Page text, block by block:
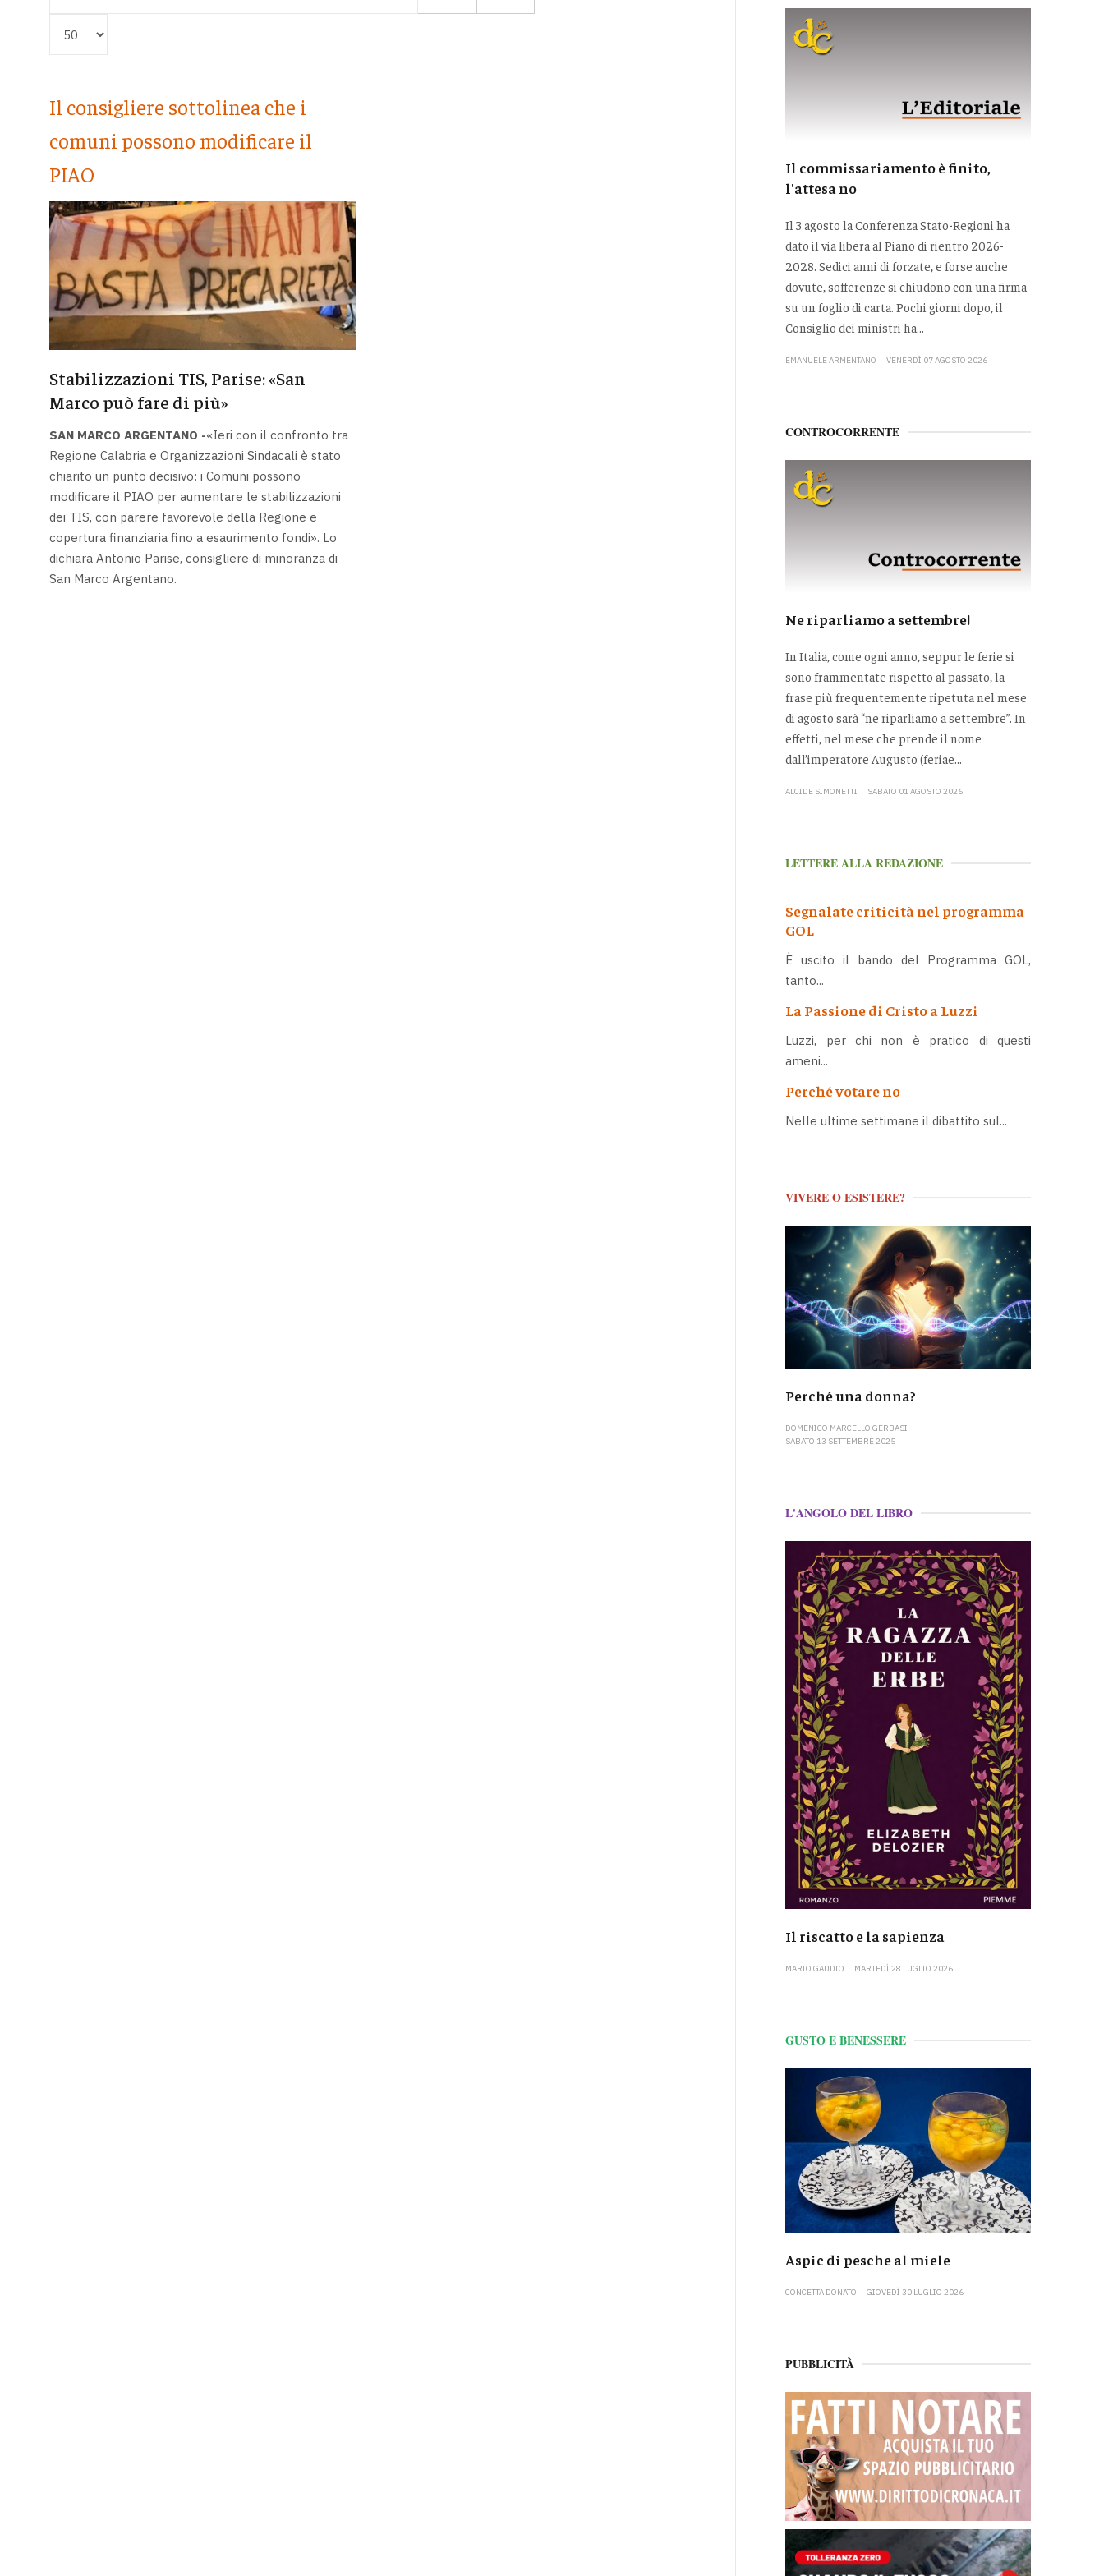
Il consigliere sottolinea che i
comuni possono modificare il
PIAO
Stabilizzazioni TIS, Parise: «San
Marco può fare di più»
SAN MARCO ARGENTANO -«Ieri con il confronto tra
Regione Calabria e Organizzazioni Sindacali è stato
chiarito un punto decisivo: i Comuni possono
modificare il PIAO per aumentare le stabilizzazioni
dei TIS, con parere favorevole della Regione e
copertura finanziaria fino a esaurimento fondi». Lo
dichiara Antonio Parise, consigliere di minoranza di
San Marco Argentano.
Il commissariamento è finito,
l'attesa no
Il 3 agosto la Conferenza Stato-Regioni ha
dato il via libera al Piano di rientro 2026-
2028. Sedici anni di forzate, e forse anche
dovute, sofferenze si chiudono con una firma
su un foglio di carta. Pochi giorni dopo, il
Consiglio dei ministri ha...
EMANUELE ARMENTANO VENERDÌ 07 AGOSTO 2026
CONTROCORRENTE
Ne riparliamo a settembre!
In Italia, come ogni anno, seppur le ferie si
sono frammentate rispetto al passato, la
frase più frequentemente ripetuta nel mese
di agosto sarà “ne riparliamo a settembre”. In
effetti, nel mese che prende il nome
dall’imperatore Augusto (feriae...
ALCIDE SIMONETTI SABATO 01 AGOSTO 2026
LETTERE ALLA REDAZIONE
Segnalate criticità nel programma
GOL
È uscito il bando del Programma GOL,
tanto...
La Passione di Cristo a Luzzi
Luzzi, per chi non è pratico di questi
ameni...
Perché votare no
Nelle ultime settimane il dibattito sul...
VIVERE O ESISTERE?
Perché una donna?
DOMENICO MARCELLO GERBASI
SABATO 13 SETTEMBRE 2025
L'ANGOLO DEL LIBRO
Il riscatto e la sapienza
MARIO GAUDIO MARTEDÌ 28 LUGLIO 2026
GUSTO E BENESSERE
Aspic di pesche al miele
CONCETTA DONATO GIOVEDÌ 30 LUGLIO 2026
PUBBLICITÀ